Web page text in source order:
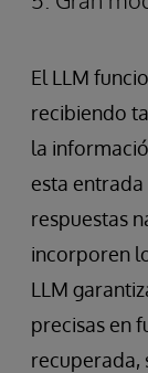
El LLM
recibiendo
la
esta
respuestas
incorporen
LLM
precisas en
recuperada,